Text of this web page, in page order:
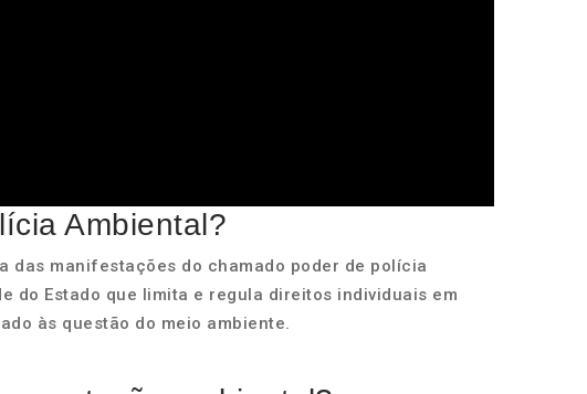
Ambiental?
das manifestações do chamado poder de polícia
do Estado que limita e regula direitos individuais em
às questão do meio ambiente.